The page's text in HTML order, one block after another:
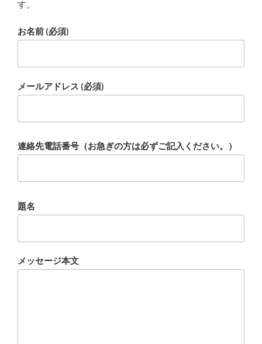
す。
お名前 (必須)
メールアドレス (必須)
連絡先電話番号（お急ぎの方は必ずご記入ください。）
題名
メッセージ本文